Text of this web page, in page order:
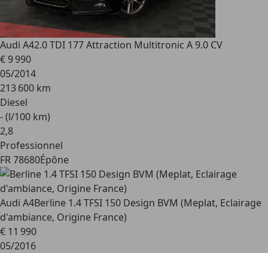
Audi A42.0 TDI 177 Attraction Multitronic A 9.0 CV
€ 9 990
05/2014
213 600 km
Diesel
- (l/100 km)
2,8
Professionnel
FR 78680Épône
Audi A4Berline 1.4 TFSI 150 Design BVM (Meplat, Eclairage
d'ambiance, Origine France)
€ 11 990
05/2016